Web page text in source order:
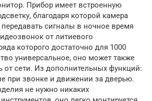
Прибор имеет встроенную
благодаря которой камера
сигналы в ночное время
от литиевого
которого достаточно для 1000
универсальное, оно может также
от сети. Из дополнительных функций:
при звонке и движении за дверью.
не нужно никаких